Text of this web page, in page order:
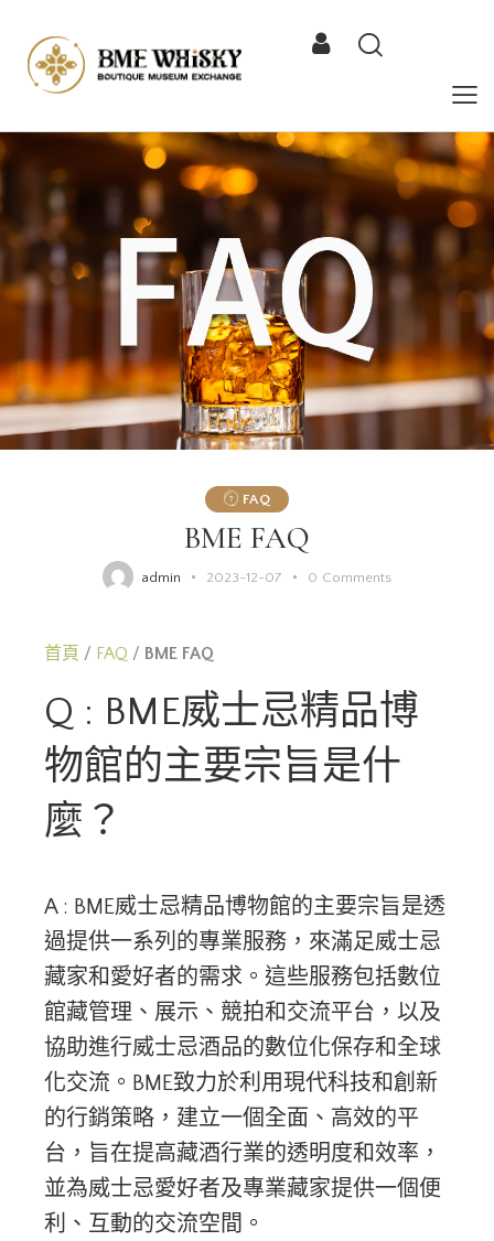
FAQ
BME FAQ
admin 2023-12-07 0 Comments
首頁 / FAQ / BME FAQ
Q : BME威士忌精品博
物館的主要宗旨是什
麼？
A : BME威士忌精品博物館的主要宗旨是透
過提供一系列的專業服務，來滿足威士忌
藏家和愛好者的需求。這些服務包括數位
館藏管理、展示、競拍和交流平台，以及
協助進行威士忌酒品的數位化保存和全球
化交流。BME致力於利用現代科技和創新
的行銷策略，建立一個全面、高效的平
台，旨在提高藏酒行業的透明度和效率，
並為威士忌愛好者及專業藏家提供一個便
利、互動的交流空間。